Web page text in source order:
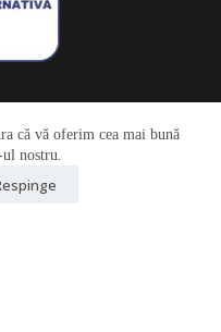
că vă oferim cea mai bună
ul nostru.
powered by